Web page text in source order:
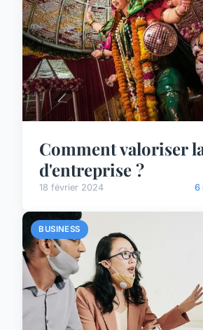
Comment valoriser
d'entreprise ?
18 février 2024 6
BUSINESS